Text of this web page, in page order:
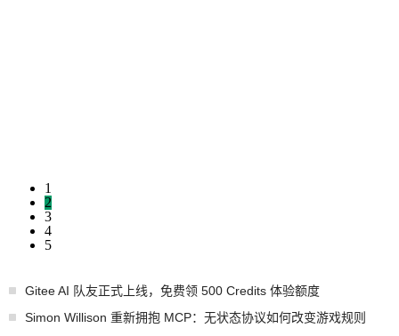
1
2
3
4
5
Gitee AI 队友正式上线，免费领 500 Credits 体验额度
Simon Willison 重新拥抱 MCP：无状态协议如何改变游戏规则